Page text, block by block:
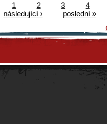
1 2 3
4
následující ›
poslední »